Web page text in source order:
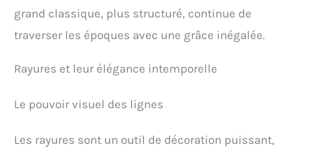
grand classique, plus structuré, continue de
traverser les époques avec une grâce inégalée.
Rayures et leur élégance intemporelle
Le pouvoir visuel des lignes
Les rayures sont un outil de décoration puissant,